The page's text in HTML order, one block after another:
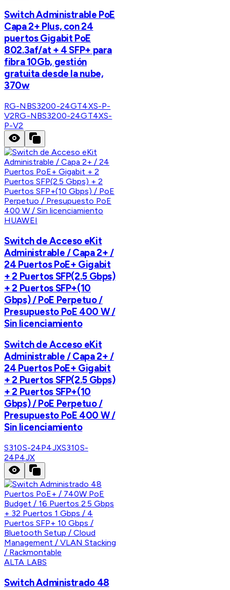
Switch Administrable PoE
Capa 2+ Plus, con 24
puertos Gigabit PoE
802.3af/at + 4 SFP+ para
fibra 10Gb, gestión
gratuita desde la nube,
370w
RG-NBS3200-24GT4XS-P-
V2RG-NBS3200-24GT4XS-
P-V2
HUAWEI
Switch de Acceso eKit
Administrable / Capa 2+ /
24 Puertos PoE+ Gigabit
+ 2 Puertos SFP(2.5 Gbps)
+ 2 Puertos SFP+(10
Gbps) / PoE Perpetuo /
Presupuesto PoE 400 W /
Sin licenciamiento
Switch de Acceso eKit
Administrable / Capa 2+ /
24 Puertos PoE+ Gigabit
+ 2 Puertos SFP(2.5 Gbps)
+ 2 Puertos SFP+(10
Gbps) / PoE Perpetuo /
Presupuesto PoE 400 W /
Sin licenciamiento
S310S-24P4JXS310S-
24P4JX
ALTA LABS
Switch Administrado 48